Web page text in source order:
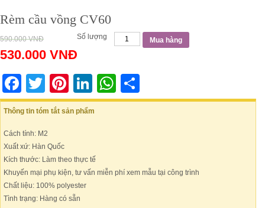
Rèm cầu vồng CV60
590.000VNĐ
530.000 VNĐ
Số lượng Mua hàng
Facebook
TwitterPinterest
LinkedIn
WhatsApp
Thông tin tóm tắt sản phẩm
Cách tính: M2
Xuất xứ: Hàn Quốc
Kích thước: Làm theo thực tế
Khuyến mại phụ kiện, tư vấn miễn phí xem mẫu tại công trình
Chất liệu: 100% polyester
Tình trạng: Hàng có sẵn